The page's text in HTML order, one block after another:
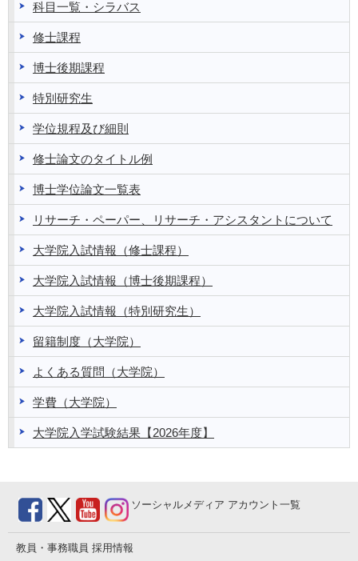
科目一覧・シラバス
修士課程
博士後期課程
特別研究生
学位規程及び細則
修士論文のタイトル例
博士学位論文一覧表
リサーチ・ペーパー、リサーチ・アシスタントについて
大学院入試情報（修士課程）
大学院入試情報（博士後期課程）
大学院入試情報（特別研究生）
留籍制度（大学院）
よくある質問（大学院）
学費（大学院）
大学院入学試験結果【2026年度】
ソーシャルメディア アカウント一覧
教員・事務職員 採用情報